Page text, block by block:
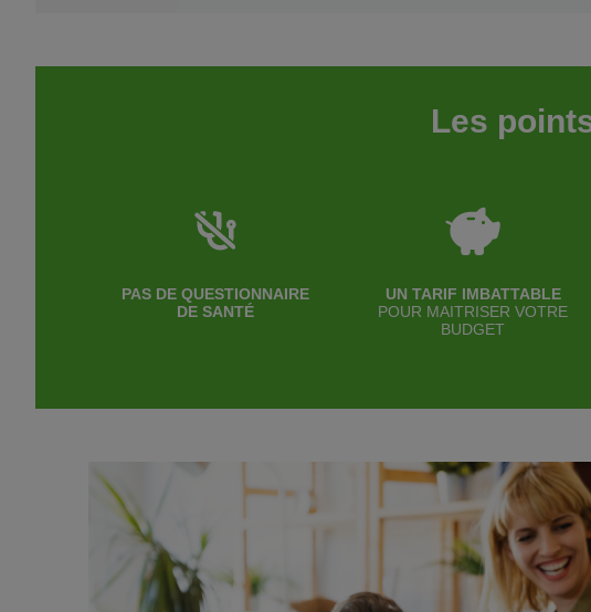
Les
PAS DE QUESTIONNAIRE
DE SANTÉ
UN TARIF IMBATTABLE
POUR MAITRISER VOTRE
BUDGET